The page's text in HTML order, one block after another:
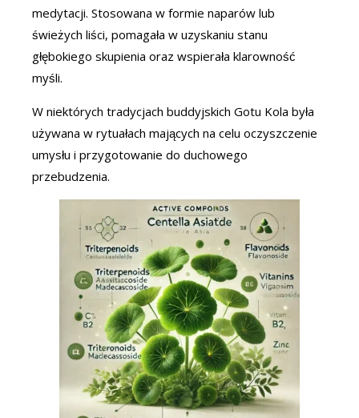
medytacji. Stosowana w formie naparów lub
świeżych liści, pomagała w uzyskaniu stanu
głębokiego skupienia oraz wspierała klarowność
myśli.
W niektórych tradycjach buddyjskich Gotu Kola była
używana w rytuałach mających na celu oczyszczenie
umysłu i przygotowanie do duchowego
przebudzenia.